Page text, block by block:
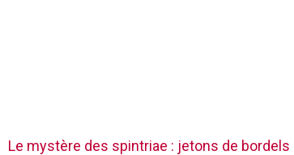
Le mystère des spintriae : jetons de bordels